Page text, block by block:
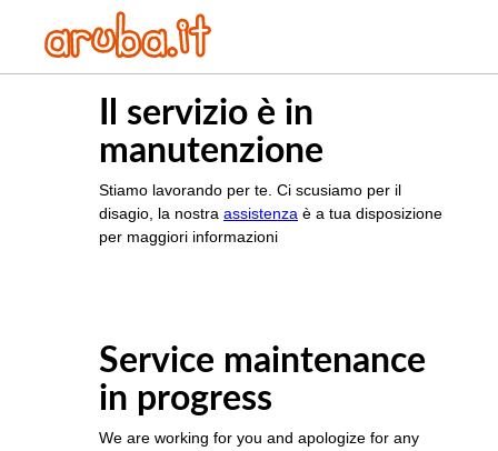
Il servizio è in
manutenzione
Stiamo lavorando per te. Ci scusiamo per il
disagio, la nostra assistenza è a tua disposizione
per maggiori informazioni
Service maintenance
in progress
We are working for you and apologize for any